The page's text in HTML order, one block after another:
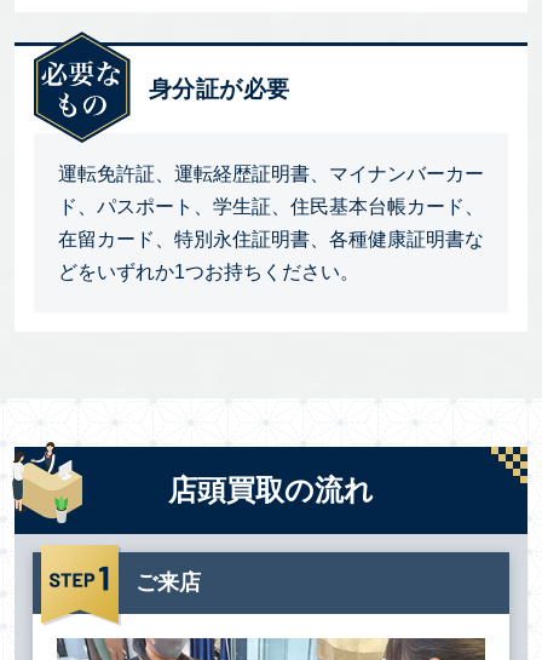
身分証が必要
運転免許証、運転経歴証明書、マイナンバーカー
ド、パスポート、学生証、住民基本台帳カード、
在留カード、特別永住証明書、各種健康証明書な
どをいずれか1つお持ちください。
店頭買取の流れ
ご来店